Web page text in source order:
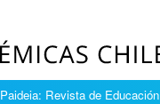
Paideia: Revista de Educación